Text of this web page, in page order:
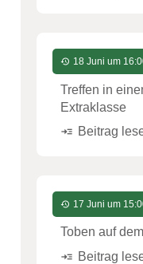
history 18 Juni um
Treffen in
Extraklasse
read_more Beitrag
history 17 Juni um
Toben auf
read_more Beitrag